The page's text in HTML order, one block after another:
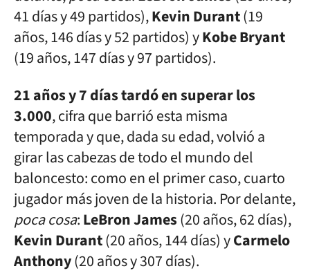
41 días y 49 partidos),Kevin Durant(19
años, 146 días y 52 partidos) yKobe Bryant
(19 años, 147 días y 97 partidos).
21 años y 7 días tardó en superar los
3.000, cifra que barrió esta misma
temporada y que, dada su edad, volvió a
girar las cabezas de todo el mundo del
baloncesto: como en el primer caso, cuarto
jugador más joven de la historia. Por delante,
poca cosa:LeBron James(20 años, 62 días),
Kevin Durant(20 años, 144 días) yCarmelo
Anthony(20 años y 307 días).